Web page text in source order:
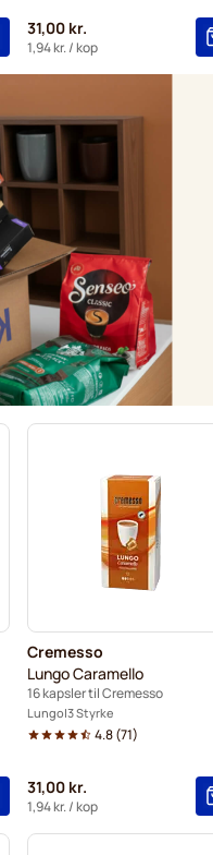
31,00 kr.
1,94 kr./ kop
Cremesso
Lungo Caramello
16 kapsler til Cremesso
Lungo 3 Styrke
4.8(71)
31,00 kr.
1,94 kr./ kop